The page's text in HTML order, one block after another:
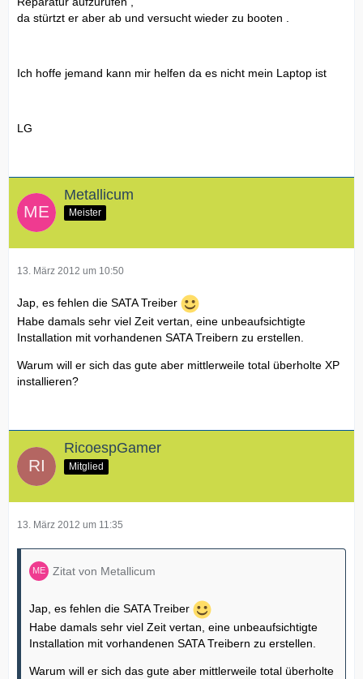
da stürtzt er aber ab und versucht wieder zu booten .
Ich hoffe jemand kann mir helfen da es nicht mein Laptop ist
LG
Metallicum
Meister
13. März 2012 um 10:50
Jap, es fehlen die SATA Treiber
Habe damals sehr viel Zeit vertan, eine unbeaufsichtigte
Installation mit vorhandenen SATA Treibern zu erstellen.
Warum will er sich das gute aber mittlerweile total überholte XP
installieren?
RicoespGamer
Mitglied
13. März 2012 um 11:35
Zitat von Metallicum
Jap, es fehlen die SATA Treiber
Habe damals sehr viel Zeit vertan, eine unbeaufsichtigte
Installation mit vorhandenen SATA Treibern zu erstellen.
Warum will er sich das gute aber mittlerweile total überholte